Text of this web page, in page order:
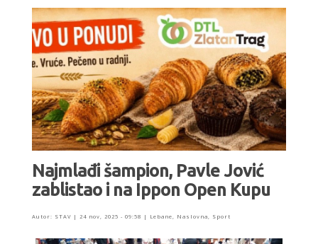
Najmlađi šampion, Pavle Jović
zablistao i na Ippon Open Kupu
Autor: STAV| 24 nov, 2025 - 09:58 | Lebane Naslovna Sport